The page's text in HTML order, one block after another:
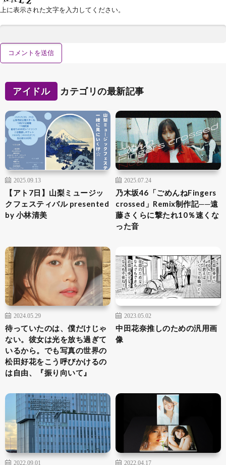
上に表示された文字を入力してください。
アイドル カテゴリの最新記事
2025.09.13
【アト7日】山梨ミュージッ
クフェスティバル presented
by 小林清美
2025.07.24
乃木坂46「ごめんねFingers
crossed」Remix制作記──遠
藤さくらに撃たれ10％速くな
った音
2024.05.29
待っていたのは、僕だけじゃ
ない。彼女は光を放ち過ぎて
いるから。でも写真の世界の
松田好花をこう呼びかけるの
は自由、『振り向いて』
2023.05.02
中田花奈推しのための汎用画
像
2022.09.01 2022.04.17